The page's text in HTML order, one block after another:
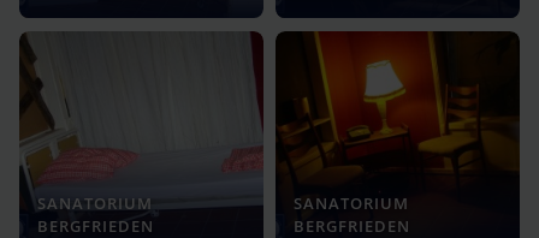
SANATORIUM
BERGFRIEDEN
SANATORIUM
BERGFRIEDEN